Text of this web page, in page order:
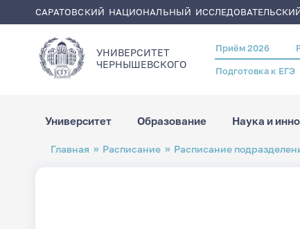
САРАТОВСКИЙ НАЦИОНАЛЬНЫЙ
УНИВЕРСИТЕТ
ЧЕРНЫШЕВСКОГO
Header
menu
Приём 2026
Подготовка к ЕГЭ
Университет Образование Наука и
Строка
навигации
Главная Расписание Расписание